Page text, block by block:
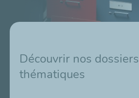
Découvrir nos dossiers
thématiques